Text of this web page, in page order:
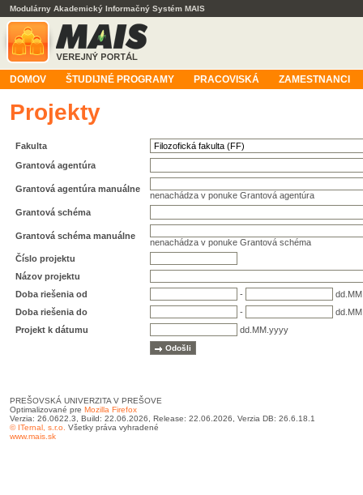
Modulárny Akademický Informačný Systém MAIS
DOMOV ŠTUDIJNÉ PROGRAMY PRACOVISKÁ ZAMESTNANCI
Projekty
Fakulta
Grantová agentúra
Grantová agentúra manuálne
nenachádza v ponuke Grantová agentúra
Grantová schéma
Grantová schéma manuálne
nenachádza v ponuke Grantová schéma
Číslo projektu
Názov projektu
Doba riešenia od
-
Doba riešenia do
-
Projekt k dátumu
dd.MM.yyyy
PREŠOVSKÁ UNIVERZITA V PREŠOVE
Optimalizované pre Mozilla Firefox
Verzia: 26.0622.3, Build: 22.06.2026, Release: 22.06.2026, Verzia DB: 26.6.18.1
© ITernal, s.r.o. Všetky práva vyhradené
www.mais.sk